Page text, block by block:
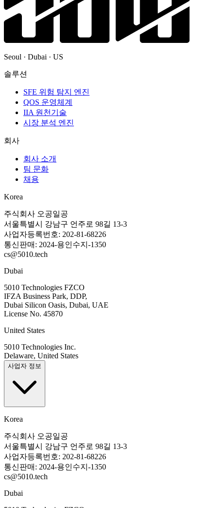
Seoul · Dubai · US
솔루션
SFE 위험 탐지 엔진
QOS 운영체계
IIA 원천기술
시장 분석 엔진
회사
회사 소개
팀 문화
채용
Korea
주식회사 오공일공
서울특별시 강남구 언주로 98길 13-3
사업자등록번호: 202-81-68226
통신판매: 2024-용인수지-1350
cs@5010.tech
Dubai
5010 Technologies FZCO
IFZA Business Park, DDP,
Dubai Silicon Oasis, Dubai, UAE
License No. 45870
United States
5010 Technologies Inc.
Delaware, United States
사업자 정보
Korea
주식회사 오공일공
서울특별시 강남구 언주로 98길 13-3
사업자등록번호: 202-81-68226
통신판매: 2024-용인수지-1350
cs@5010.tech
Dubai